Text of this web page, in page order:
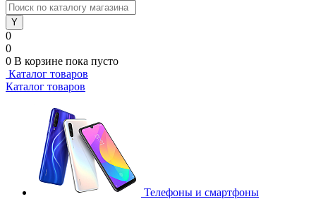
0
0
0 В корзине пока пусто
Каталог товаров
Каталог товаров
Телефоны и смартфоны